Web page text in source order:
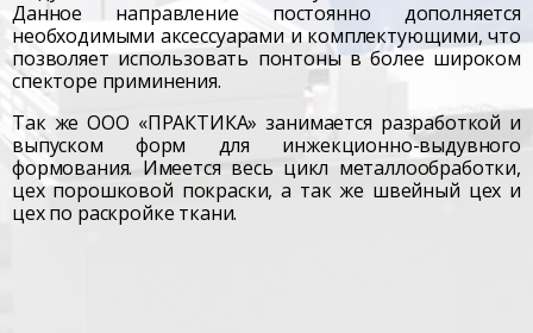
Данное направление постоянно дополняется
необходимыми аксессуарами и комплектующими, что
позволяет использовать понтоны в более широком
спекторе приминения.
Так же ООО «ПРАКТИКА» занимается разработкой и
выпуском форм для инжекционно-выдувного
формования. Имеется весь цикл металлообработки,
цех порошковой покраски, а так же швейный цех и
цех по раскройке ткани.